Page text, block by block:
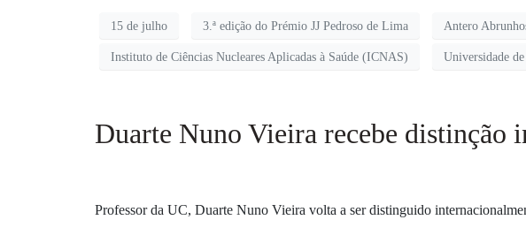
15 de julho 3.ª edição do Prémio JJ Pedroso de Lima Antero
Instituto de Ciências Nucleares Aplicadas à Saúde (ICNAS) Universidade
Duarte Nuno Vieira recebe distinção
Professor da UC, Duarte Nuno Vieira volta a ser distinguido